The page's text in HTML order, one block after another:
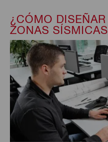
¿CÓMO
ZONAS